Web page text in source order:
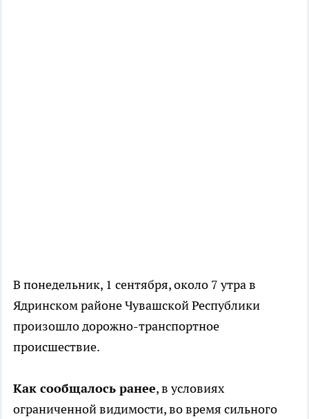
В понедельник, 1 сентября, около 7 утра в
Ядринском районе Чувашской Республики
произошло дорожно-транспортное
происшествие.
Как сообщалось ранее, в условиях
ограниченной видимости, во время сильного